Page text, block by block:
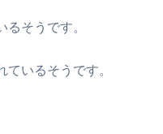
そうです。
いるそうです。